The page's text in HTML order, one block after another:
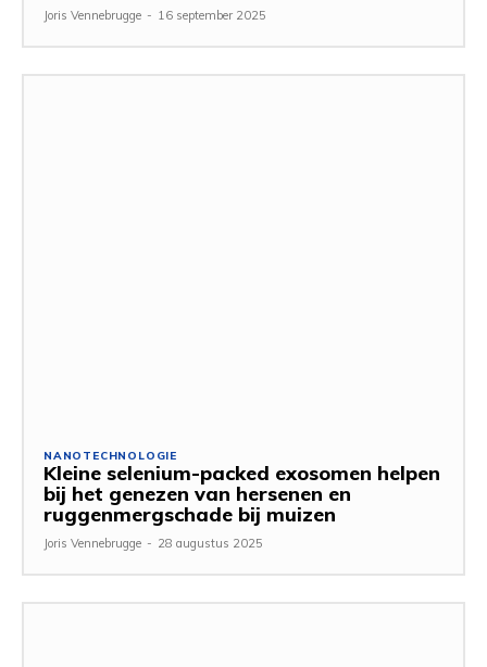
Joris Vennebrugge - 16 september 2025
NANOTECHNOLOGIE
Kleine selenium-packed exosomen helpen
bij het genezen van hersenen en
ruggenmergschade bij muizen
Joris Vennebrugge - 28 augustus 2025